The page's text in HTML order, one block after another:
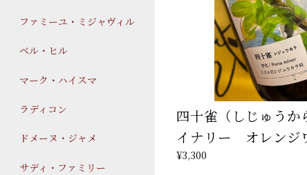
ファミーユ・ミジャヴィル
ベル・ヒル
マーク・ハイスマ
ラディコン
ドメーヌ・ジャメ
サディ・ファミリー
四十雀（しじゅう
イナリー オレンジ
¥3,300